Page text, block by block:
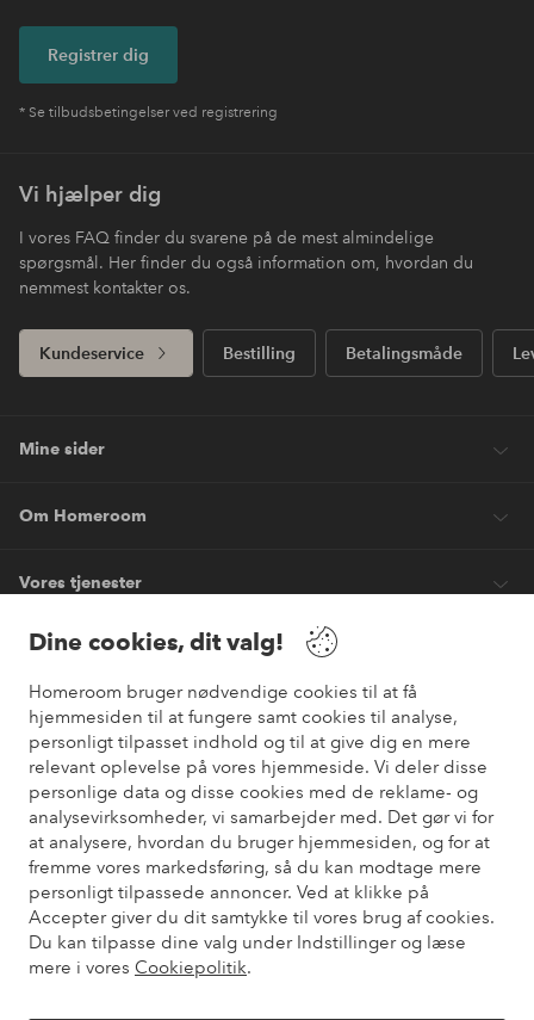
Dine cookies, dit valg!
Homeroom bruger nødvendige cookies til at få
hjemmesiden til at fungere samt cookies til analyse,
personligt tilpasset indhold og til at give dig en mere
relevant oplevelse på vores hjemmeside. Vi deler disse
personlige data og disse cookies med de reklame- og
analysevirksomheder, vi samarbejder med. Det gør vi for
at analysere, hvordan du bruger hjemmesiden, og for at
fremme vores markedsføring, så du kan modtage mere
personligt tilpassede annoncer. Ved at klikke på
Accepter giver du dit samtykke til vores brug af cookies.
Du kan tilpasse dine valg under Indstillinger og læse
mere i vores Cookiepolitik.
Registrer dig
* Se tilbudsbetingelser ved registrering
Vi hjælper dig
I vores FAQ finder du svarene på de mest almindelige
spørgsmål. Her finder du også information om, hvordan du
nemmest kontakter os.
Kundeservice Bestilling Betalingsmåde
Mine sider
Om Homeroom
Vores tjenester
Vilkår
Venner
Sikre betalinger
Vil du vide mere om vores betalingsmuligheder ?
elpy